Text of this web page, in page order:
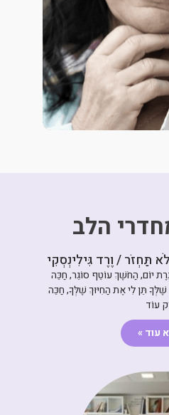
הלב
תַּחְזֹר / וֶרֶד גִּילִינְסְקִי
יוֹם, הַחֹשֶׁךְ עוֹטֵף סוֹגֵר, חַכֵּה
תֵּן לִי אֶת הַחִיּוּךְ שֶׁלְּךָ, חַכֵּה
עוֹד
עוד »